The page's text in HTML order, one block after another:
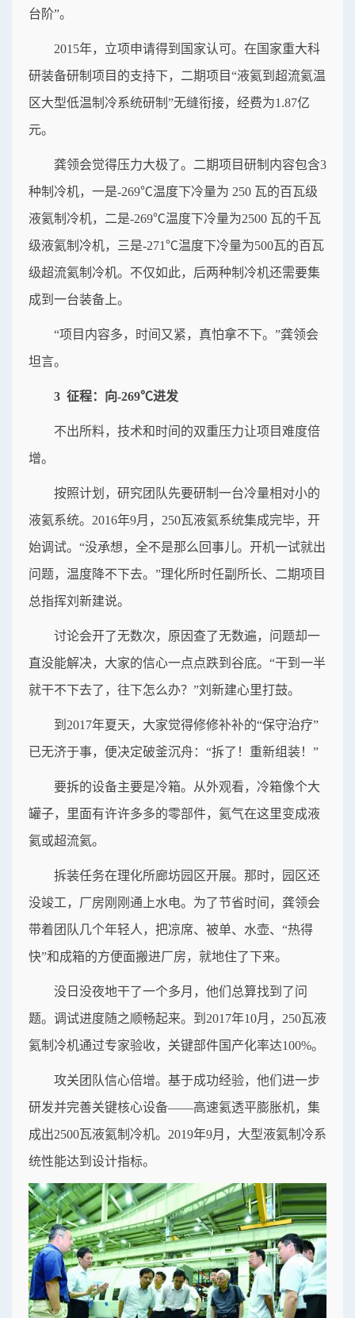
台阶”。
2015年，立项申请得到国家认可。在国家重大科
研装备研制项目的支持下，二期项目“液氦到超流氦温
区大型低温制冷系统研制”无缝衔接，经费为1.87亿
元。
龚领会觉得压力大极了。二期项目研制内容包含3
种制冷机，一是-269℃温度下冷量为 250 瓦的百瓦级
液氦制冷机，二是-269℃温度下冷量为2500 瓦的千瓦
级液氦制冷机，三是-271℃温度下冷量为500瓦的百瓦
级超流氦制冷机。不仅如此，后两种制冷机还需要集
成到一台装备上。
“项目内容多，时间又紧，真怕拿不下。”龚领会
坦言。
3 征程：向-269℃进发
不出所料，技术和时间的双重压力让项目难度倍
增。
按照计划，研究团队先要研制一台冷量相对小的
液氦系统。2016年9月，250瓦液氦系统集成完毕，开
始调试。“没承想，全不是那么回事儿。开机一试就出
问题，温度降不下去。”理化所时任副所长、二期项目
总指挥刘新建说。
讨论会开了无数次，原因查了无数遍，问题却一
直没能解决，大家的信心一点点跌到谷底。“干到一半
就干不下去了，往下怎么办？”刘新建心里打鼓。
到2017年夏天，大家觉得修修补补的“保守治疗”
已无济于事，便决定破釜沉舟：“拆了！重新组装！”
要拆的设备主要是冷箱。从外观看，冷箱像个大
罐子，里面有许许多多的零部件，氦气在这里变成液
氦或超流氦。
拆装任务在理化所廊坊园区开展。那时，园区还
没竣工，厂房刚刚通上水电。为了节省时间，龚领会
带着团队几个年轻人，把凉席、被单、水壶、“热得
快”和成箱的方便面搬进厂房，就地住了下来。
没日没夜地干了一个多月，他们总算找到了问
题。调试进度随之顺畅起来。到2017年10月，250瓦液
氦制冷机通过专家验收，关键部件国产化率达100%。
攻关团队信心倍增。基于成功经验，他们进一步
研发并完善关键核心设备——高速氦透平膨胀机，集
成出2500瓦液氦制冷机。2019年9月，大型液氦制冷系
统性能达到设计指标。